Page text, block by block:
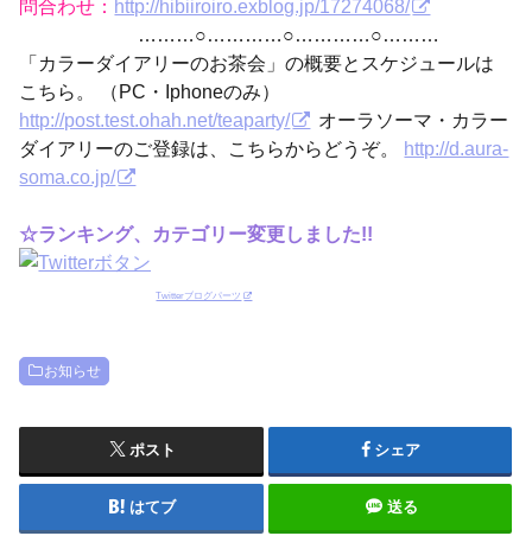
問合わせ： http://hibiiroiro.exblog.jp/17274068/
………○…………○…………○………
「カラーダイアリーのお茶会」の概要とスケジュールは
こちら。 （PC・Iphoneのみ）
http://post.test.ohah.net/teaparty/
オーラソーマ・カラー
ダイアリーのご登録は、こちらからどうぞ。 http://d.aura-
soma.co.jp/
☆ランキング、カテゴリー変更しました!!
Twitterブログパーツ
お知らせ
ポスト シェア
はてブ 送る